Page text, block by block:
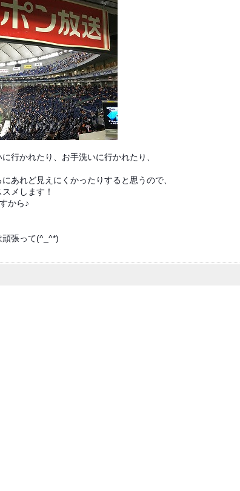
行かれたり、お手洗いに行かれたり、
あれど見えにくかったりすると思うので、
メします！
から♪
頑張って(^_^*)